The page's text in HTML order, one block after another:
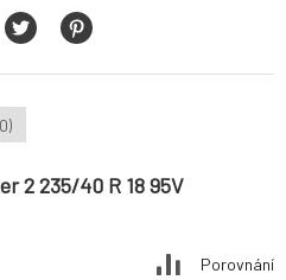
2 235/40 R 18 95V
Porovnání